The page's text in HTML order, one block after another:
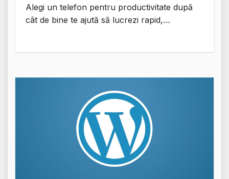
Alegi un telefon pentru productivitate după
cât de bine te ajută să lucrezi rapid,…